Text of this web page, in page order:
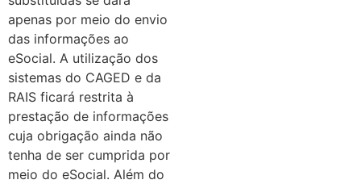
apenas por meio do envio
das informações ao
eSocial. A utilização dos
sistemas do CAGED e da
RAIS ficará restrita à
prestação de informações
cuja obrigação ainda não
tenha de ser cumprida por
meio do eSocial. Além do